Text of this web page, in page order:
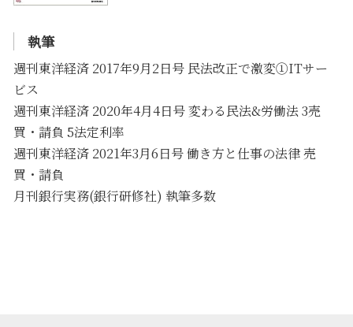
執筆
週刊東洋経済 2017年9月2日号 民法改正で激変①ITサー
ビス
週刊東洋経済 2020年4月4日号 変わる民法&労働法 3売
買・請負 5法定利率
週刊東洋経済 2021年3月6日号 働き方と仕事の法律 売
買・請負
月刊銀行実務(銀行研修社) 執筆多数